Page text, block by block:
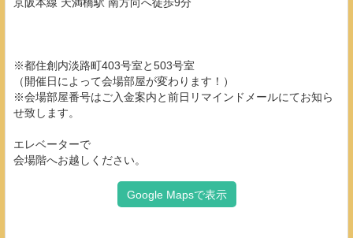
※都住創内淡路町403号室と503号室
（開催日によって会場部屋が変わります！）
※会場部屋番号はご入金案内と前日リマインドメールにてお知ら
せ致します。
エレベーターで
会場階へお越しください。
Google Mapsで表示